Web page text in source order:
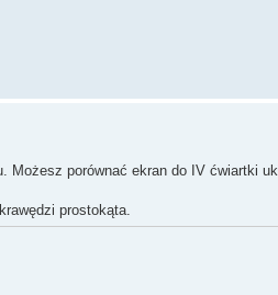
porównać ekran do IV ćwiartki
prostokąta.